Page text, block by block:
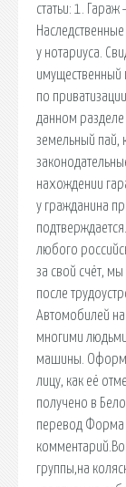
статьи: 1.
у нотариуса.
по
данном
земельный пай,
нахождении
у гражданина
любого
за свой счёт,
после
Автомобилей
многими
машины.
лицу, как её
получено в
перевод Форма
группы,на